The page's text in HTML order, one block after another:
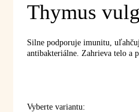
Thymus
Silne podporuje imunitu,
antibakteriálne. Zahrieva telo a
Vyberte variantu: